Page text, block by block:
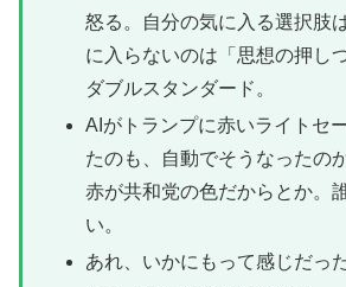
怒る。自分の気に入る選択肢
に入らないのは「思想の押し
ダブルスタンダード。
AIがトランプに赤いライトセ
たのも、自動でそうなったの
赤が共和党の色だからとか。
い。
あれ、いかにもって感じだった